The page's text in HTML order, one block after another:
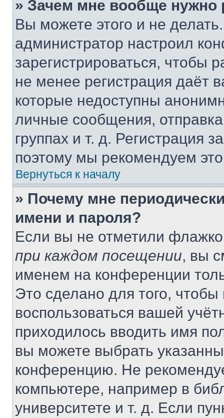
» Зачем мне вообще нужно
Вы можете этого и не
администратор настроил
зарегистрироваться, чтобы
не менее регистрация даёт
которые недоступны
личные сообщения,
группах и т. д. Регистрация
поэтому мы рекомендуем
Вернуться к началу
» Почему мне
имени и пароля?
Если вы не отметили
при каждом посещении, вы
именем на конференции
Это сделано для того, чтобы
воспользоваться вашей
приходилось вводить имя
вы можете выбрать
конференцию. Не
компьютере, например в
университете и т. д. Если